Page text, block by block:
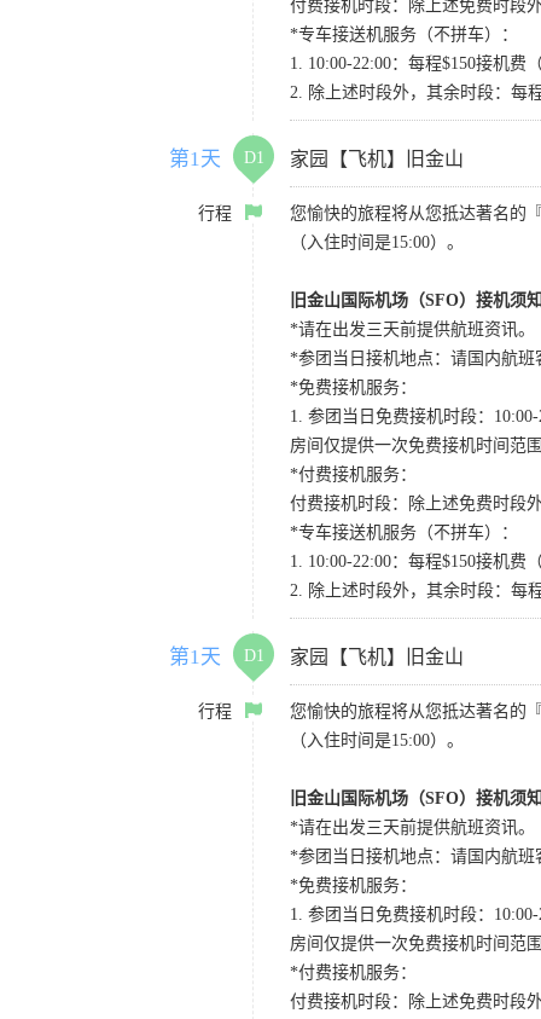
付费接机时段：除上述免费时段
*专车接送机服务（不拼车）：
1. 10:00-22:00：每程$150接机
2. 除上述时段外，其余时段：每
第1天 D1 家园【飞机】旧金山
行程
您愉快的旅程将从您抵达著名的
（入住时间是15:00）。
旧金山国际机场（SFO）接机须
*请在出发三天前提供航班资讯。
*参团当日接机地点：请国内航班
*免费接机服务：
1. 参团当日免费接机时段：
房间仅提供一次免费接机时间范
*付费接机服务：
付费接机时段：除上述免费时段
*专车接送机服务（不拼车）：
1. 10:00-22:00：每程$150接机
2. 除上述时段外，其余时段：每
第1天 D1 家园【飞机】旧金山
行程
您愉快的旅程将从您抵达著名的
（入住时间是15:00）。
旧金山国际机场（SFO）接机须
*请在出发三天前提供航班资讯。
*参团当日接机地点：请国内航班
*免费接机服务：
1. 参团当日免费接机时段：
房间仅提供一次免费接机时间范
*付费接机服务：
付费接机时段：除上述免费时段